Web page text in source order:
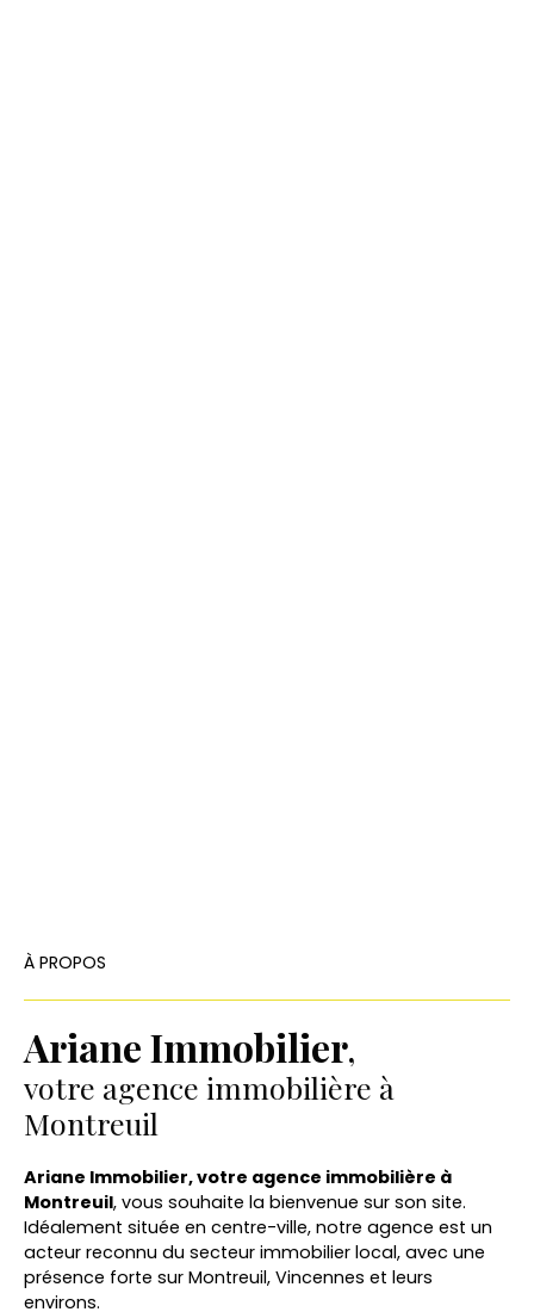
À PROPOS
Ariane Immobilier,
votre agence immobilière à
Montreuil
Ariane Immobilier, votre agence immobilière à
Montreuil, vous souhaite la bienvenue sur son site.
Idéalement située en centre-ville, notre agence est un
acteur reconnu du secteur immobilier local, avec une
présence forte sur Montreuil, Vincennes et leurs
environs.